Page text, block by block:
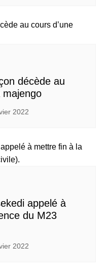
décède au
majengo
2022
appelé à
du M23
2022